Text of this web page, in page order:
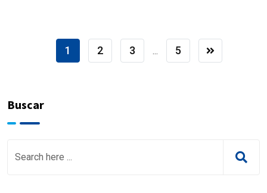
1 2 3 ... 5
Buscar